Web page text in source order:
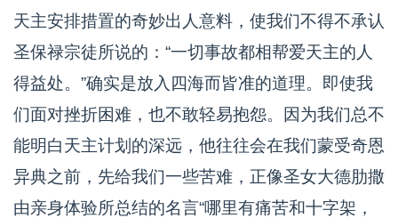
天主安排措置的奇妙出人意料，使我们不得不承认
圣保禄宗徒所说的：“一切事故都相帮爱天主的人
得益处。”确实是放入四海而皆准的道理。即使我
们面对挫折困难，也不敢轻易抱怨。因为我们总不
能明白天主计划的深远，他往往会在我们蒙受奇恩
异典之前，先给我们一些苦难，正像圣女大德肋撒
由亲身体验所总结的名言“哪里有痛苦和十字架，